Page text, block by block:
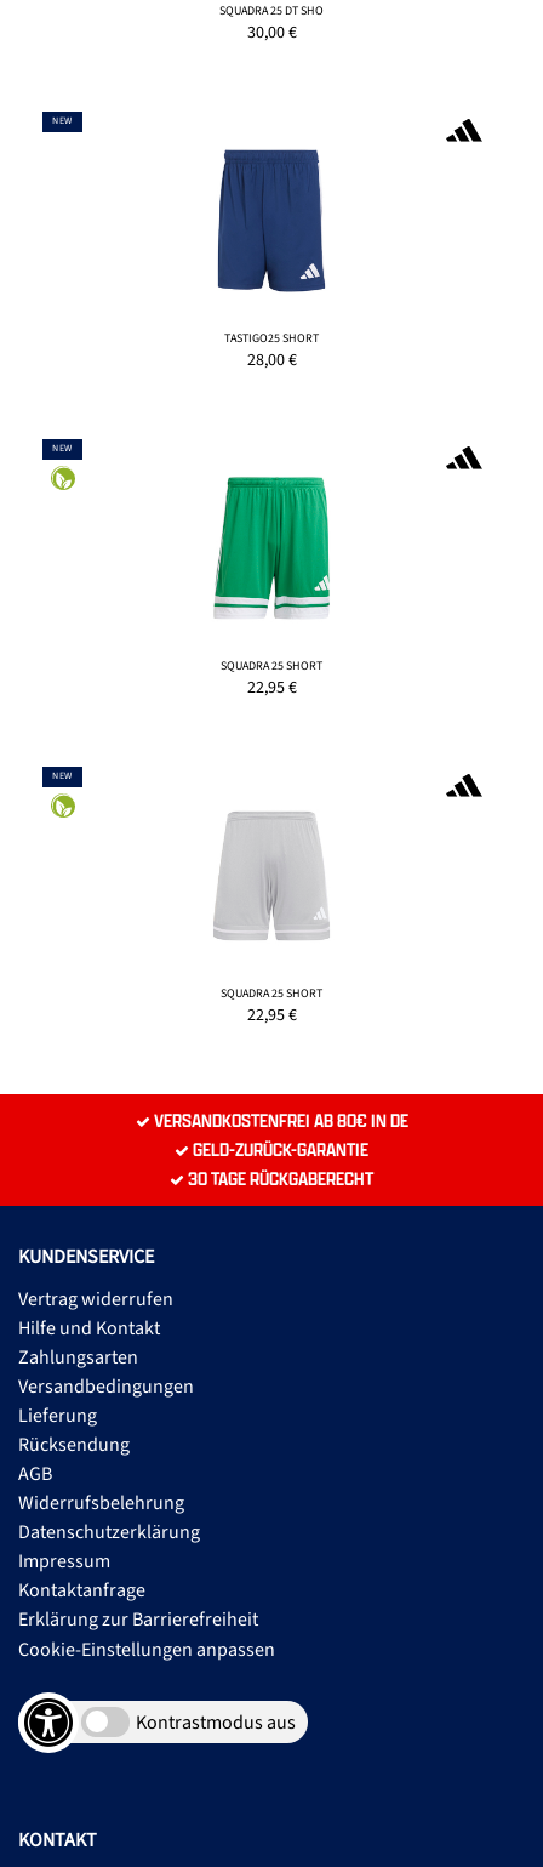
SQUADRA 25 DT SHO
30,00€
NEW
TASTIGO25 SHORT
28,00€
NEW
SQUADRA 25 SHORT
22,95€
NEW
SQUADRA 25 SHORT
22,95€
VERSANDKOSTENFREI AB 80€ IN DE
GELD-ZURÜCK-GARANTIE
30 TAGE RÜCKGABERECHT
KUNDENSERVICE
Vertrag widerrufen
Hilfe und Kontakt
Zahlungsarten
Versandbedingungen
Lieferung
Rücksendung
AGB
Widerrufsbelehrung
Datenschutzerklärung
Impressum
Kontaktanfrage
Erklärung zur Barrierefreiheit
Cookie-Einstellungen anpassen
Kontrastmodus aus
KONTAKT